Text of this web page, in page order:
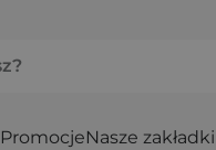
PromocjeNasze zakładki